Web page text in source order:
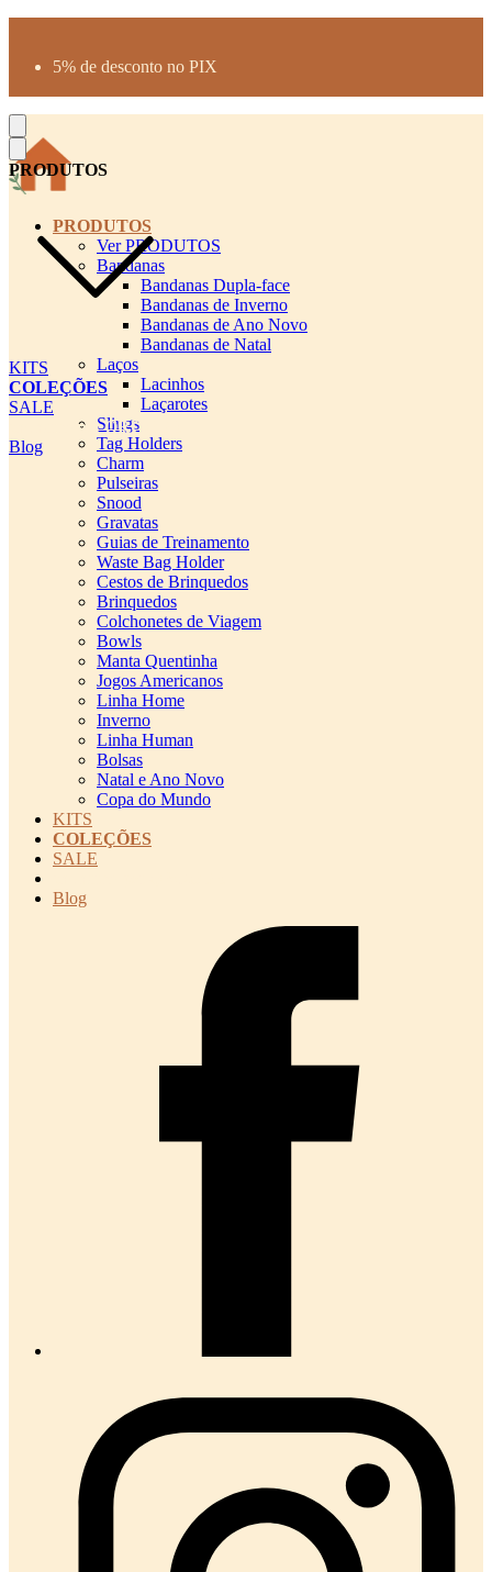
5% de desconto no PIX
PRODUTOS
KITS
COLEÇÕES
SALE
cadastro pet QRCODE
Blog
PRODUTOS
Ver PRODUTOS
Bandanas
Bandanas Dupla-face
Bandanas de Inverno
Bandanas de Ano Novo
Bandanas de Natal
Laços
Lacinhos
Laçarotes
Slings
Tag Holders
Charm
Pulseiras
Snood
Gravatas
Guias de Treinamento
Waste Bag Holder
Cestos de Brinquedos
Brinquedos
Colchonetes de Viagem
Bowls
Manta Quentinha
Jogos Americanos
Linha Home
Inverno
Linha Human
Bolsas
Natal e Ano Novo
Copa do Mundo
KITS
COLEÇÕES
SALE
Blog